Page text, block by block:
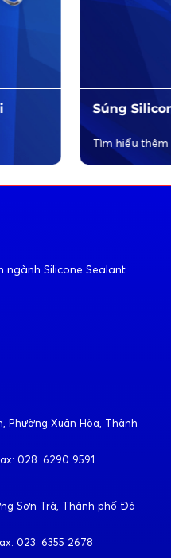
Súng
Tìm hiểu thêm
Silicone Sealant
Phường Xuân Hòa, Thành
028. 6290 9591
Sơn Trà, Thành phố Đà
023. 6355 2678